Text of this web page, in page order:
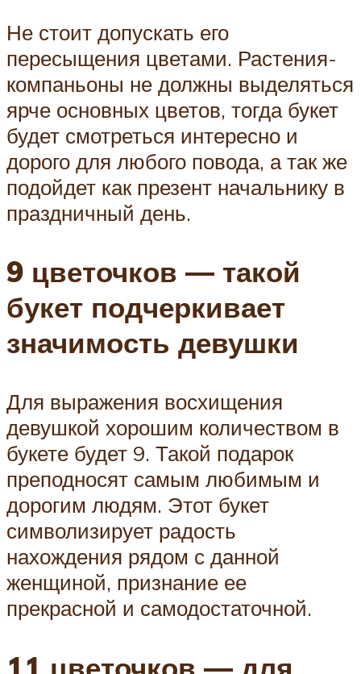
Не стоит допускать его
пересыщения цветами. Растения-
компаньоны не должны выделяться
ярче основных цветов, тогда букет
будет смотреться интересно и
дорого для любого повода, а так же
подойдет как презент начальнику в
праздничный день.
9 цветочков — такой
букет подчеркивает
значимость девушки
Для выражения восхищения
девушкой хорошим количеством в
букете будет 9. Такой подарок
преподносят самым любимым и
дорогим людям. Этот букет
символизирует радость
нахождения рядом с данной
женщиной, признание ее
прекрасной и самодостаточной.